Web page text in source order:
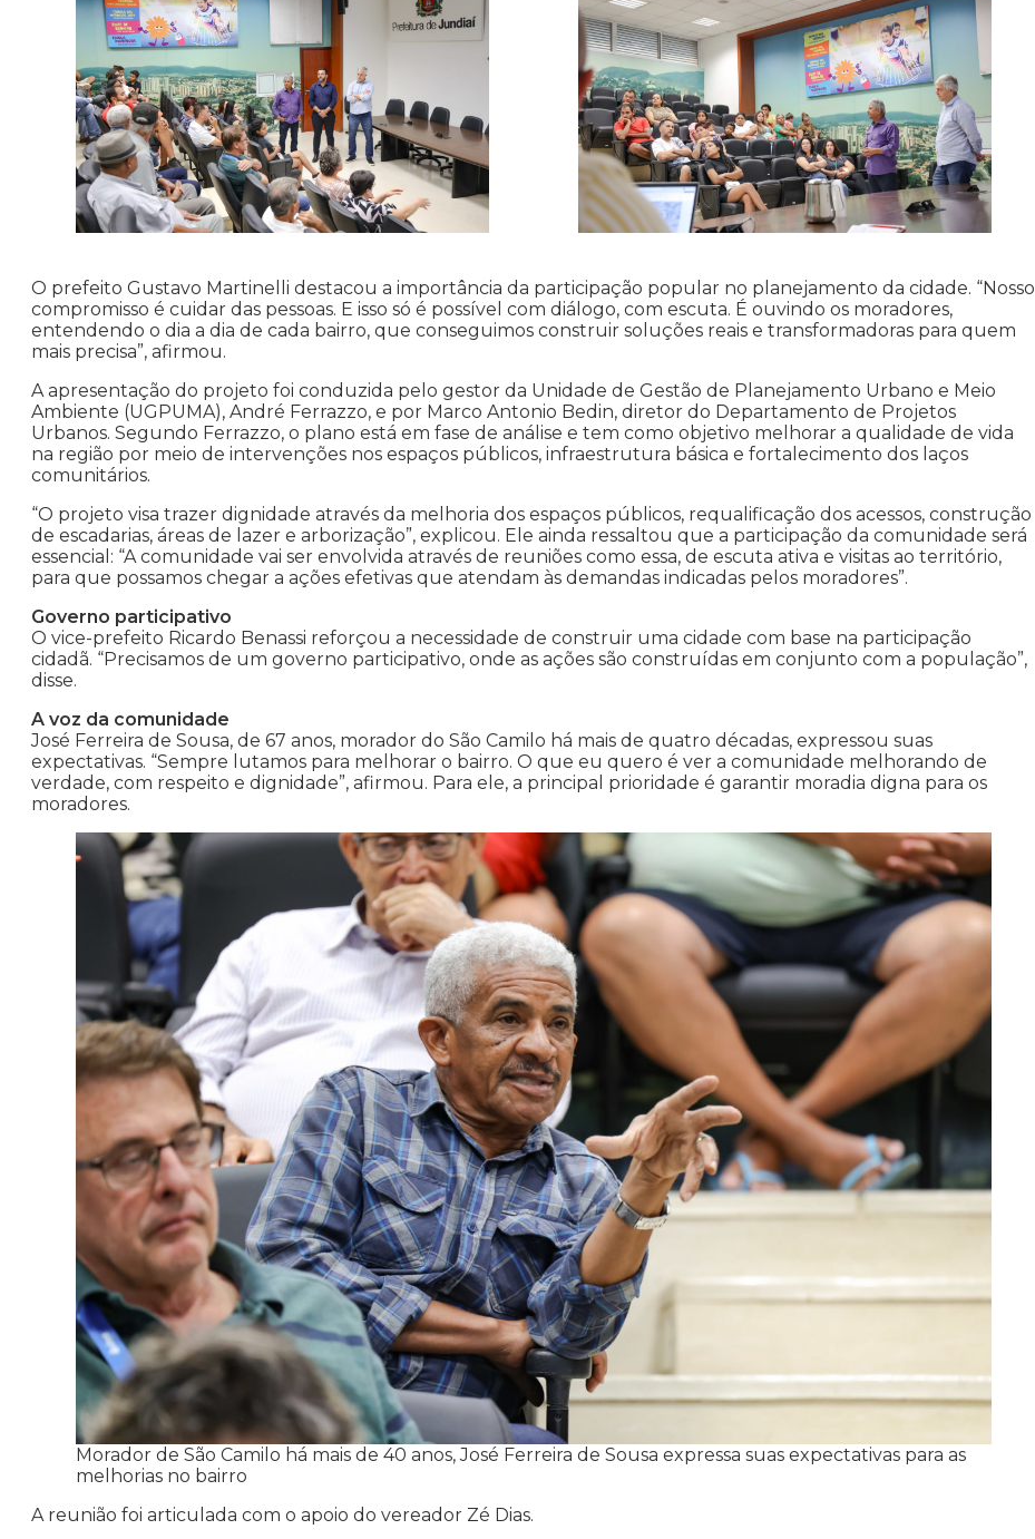
O prefeito Gustavo Martinelli destacou a importância da participação popular no planejamento da cidade. “Nosso
compromisso é cuidar das pessoas. E isso só é possível com diálogo, com escuta. É ouvindo os moradores,
entendendo o dia a dia de cada bairro, que conseguimos construir soluções reais e transformadoras para quem
mais precisa”, afirmou.
A apresentação do projeto foi conduzida pelo gestor da Unidade de Gestão de Planejamento Urbano e Meio
Ambiente (UGPUMA), André Ferrazzo, e por Marco Antonio Bedin, diretor do Departamento de Projetos
Urbanos. Segundo Ferrazzo, o plano está em fase de análise e tem como objetivo melhorar a qualidade de vida
na região por meio de intervenções nos espaços públicos, infraestrutura básica e fortalecimento dos laços
comunitários.
“O projeto visa trazer dignidade através da melhoria dos espaços públicos, requalificação dos acessos, construção
de escadarias, áreas de lazer e arborização”, explicou. Ele ainda ressaltou que a participação da comunidade será
essencial: “A comunidade vai ser envolvida através de reuniões como essa, de escuta ativa e visitas ao território,
para que possamos chegar a ações efetivas que atendam às demandas indicadas pelos moradores”.
Governo participativo
O vice-prefeito Ricardo Benassi reforçou a necessidade de construir uma cidade com base na participação
cidadã. “Precisamos de um governo participativo, onde as ações são construídas em conjunto com a população”,
disse.
A voz da comunidade
José Ferreira de Sousa, de 67 anos, morador do São Camilo há mais de quatro décadas, expressou suas
expectativas. “Sempre lutamos para melhorar o bairro. O que eu quero é ver a comunidade melhorando de
verdade, com respeito e dignidade”, afirmou. Para ele, a principal prioridade é garantir moradia digna para os
moradores.
Morador de São Camilo há mais de 40 anos, José Ferreira de Sousa expressa suas expectativas para as
melhorias no bairro
A reunião foi articulada com o apoio do vereador Zé Dias.